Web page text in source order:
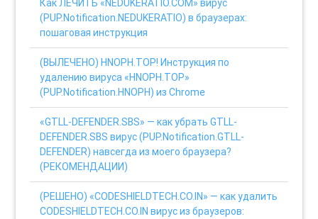
Как ЛЕЧИТЬ «NEDUKERATIO.COM» вирус
(PUP.Notification.NEDUKERATIO) в браузерах:
пошаговая инструкция
(ВЫЛЕЧЕНО) HNOPH.TOP! Инструкция по
удалению вируса «HNOPH.TOP»
(PUP.Notification.HNOPH) из Chrome
«GTLL-DEFENDER.SBS» — как убрать GTLL-
DEFENDER.SBS вирус (PUP.Notification.GTLL-
DEFENDER) навсегда из моего браузера?
(РЕКОМЕНДАЦИИ)
(РЕШЕНО) «CODESHIELDTECH.CO.IN» — как удалить
CODESHIELDTECH.CO.IN вирус из браузеров: